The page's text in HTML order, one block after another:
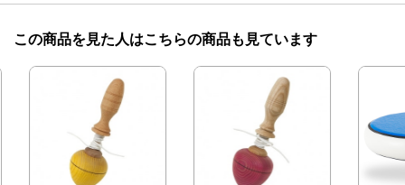
この商品を見た人はこちらの商品も見ています